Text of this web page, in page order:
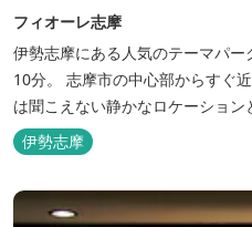
フィオーレ志摩
伊勢志摩にある人気のテーマパ
10分。 志摩市の中心部からすぐ
は聞こえない静かなロケーショ
コテージは、非日常の時間を過ご
泊まれる宿泊棟もあり、「週末、
伊勢志摩